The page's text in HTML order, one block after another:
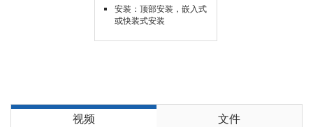
安装：顶部安装，嵌入式
或快装式安装
视频 文件